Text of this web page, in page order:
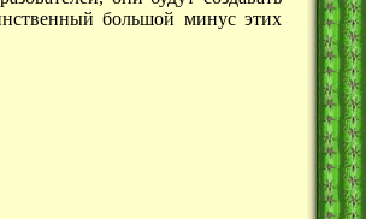
большой минус этих